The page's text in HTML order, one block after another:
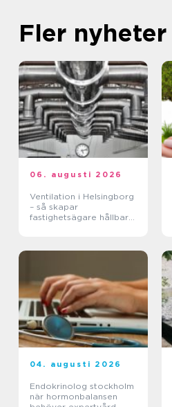
Fler nyheter
06. augusti 2026
Ventilation i Helsingborg
– så skapar
fastighetsägare hållbara
04. augusti 2026
Endokrinolog stockholm
när hormonbalansen